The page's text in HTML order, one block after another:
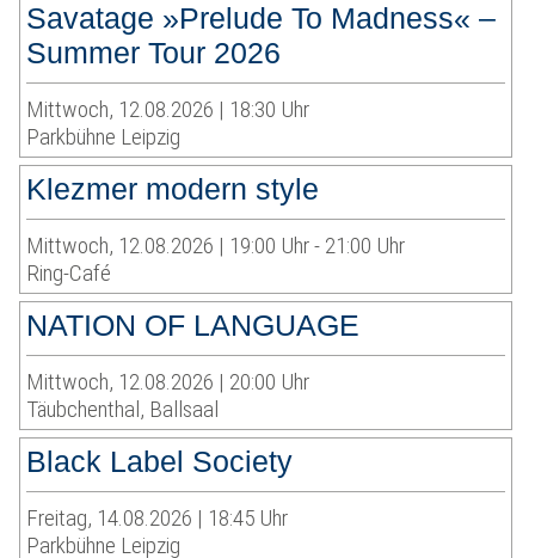
Savatage »Prelude To Madness« –
Summer Tour 2026
Mittwoch, 12.08.2026 | 18:30 Uhr
Parkbühne Leipzig
Klezmer modern style
Mittwoch, 12.08.2026 | 19:00 Uhr - 21:00 Uhr
Ring-Café
NATION OF LANGUAGE
Mittwoch, 12.08.2026 | 20:00 Uhr
Täubchenthal, Ballsaal
Black Label Society
Freitag, 14.08.2026 | 18:45 Uhr
Parkbühne Leipzig